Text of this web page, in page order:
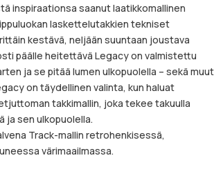
inspiraationsa saanut laatikkomallinen
laskettelutakkien tekniset
kestävä, neljään suuntaan joustava
päälle heitettävä Legacy on valmistettu
ja se pitää lumen ulkopuolella – sekä muut
on täydellinen valinta, kun haluat
takkimallin, joka tekee takuulla
ja sen ulkopuolella.
Track-mallin retrohenkisessä,
värimaailmassa.